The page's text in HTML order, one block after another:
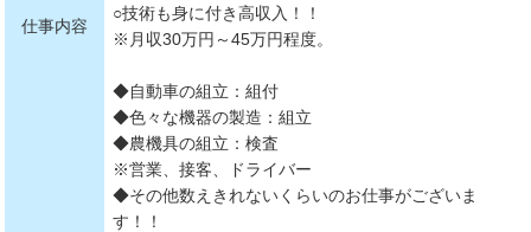
仕事内容
○技術も身に付き高収入！！
※月収30万円～45万円程度。
◆自動車の組立：組付
◆色々な機器の製造：組立
◆農機具の組立：検査
※営業、接客、ドライバー
◆その他数えきれないくらいのお仕事がございま
す！！